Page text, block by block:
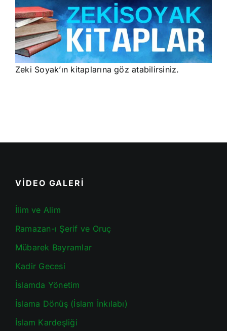
Zeki Soyak’ın kitaplarına göz atabilirsiniz.
VİDEO GALERİ
İlim ve Alim
Ramazan-ı Şerif ve Oruç
Mübarek Bayramlar
Kadir Gecesi
İslamda Yönetim
İslama Dönüş (İslam İnkılabı)
İslam Kardeşliği